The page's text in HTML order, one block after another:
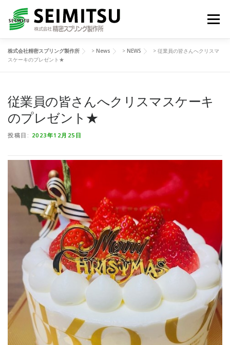
メニュー
HOME 技術紹介
生活の中の精密スプリング NEWS 会社情報
お問い合わせ
株式会社精密スプリング製作所 > News > NEWS > 従業員の皆さんへクリスマ
スケーキのプレゼント★
従業員の皆さんへクリスマスケーキ
のプレゼント★
投稿日: 2023年12月25日